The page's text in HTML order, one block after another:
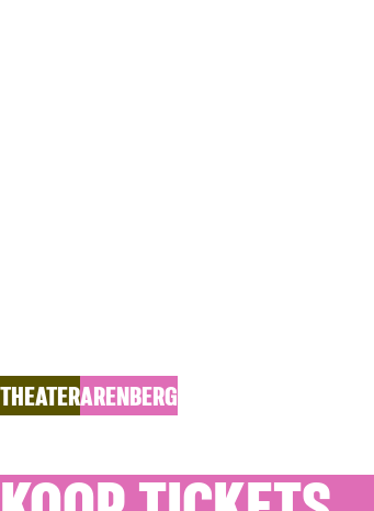
THEATERARENBERG